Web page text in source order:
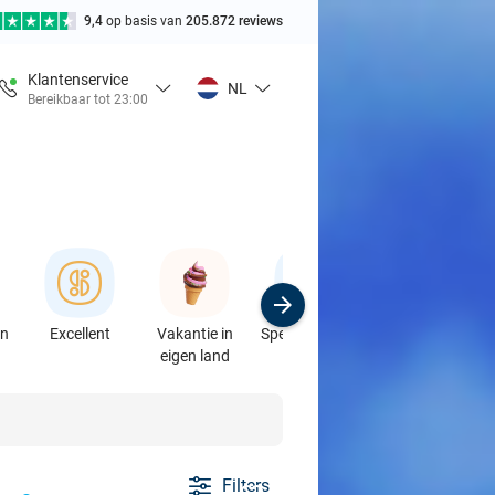
9,4 op basis van 205.872 reviews
Klantenservice
Bereikbaar tot 23:00
NL
Excellent
Vakantie in
eigen land
Speciaalzaken
Filters